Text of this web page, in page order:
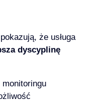
że usługa
dyscyplinę